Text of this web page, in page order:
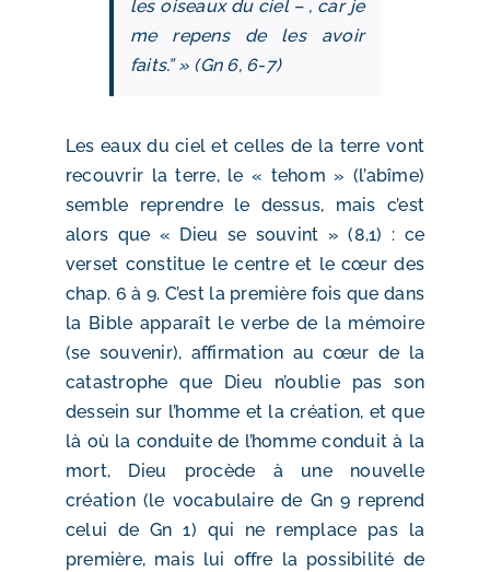
les oiseaux du ciel – , car je
me repens de les avoir
faits.” » (Gn 6, 6‑7)
Les eaux du ciel et celles de la terre vont
recouvrir la terre, le « tehom » (l’abîme)
semble reprendre le dessus, mais c’est
alors que « Dieu se souvint » (8,1) : ce
verset constitue le centre et le cœur des
chap. 6 à 9. C’est la première fois que dans
la Bible apparaît le verbe de la mémoire
(se souvenir), affirmation au cœur de la
catastrophe que Dieu n’oublie pas son
dessein sur l’homme et la création, et que
là où la conduite de l’homme conduit à la
mort, Dieu procède à une nouvelle
création (le vocabulaire de Gn 9 reprend
celui de Gn 1) qui ne remplace pas la
première, mais lui offre la possibilité de